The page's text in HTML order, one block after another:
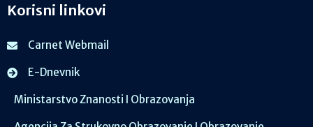
Korisni linkovi
Carnet Webmail
E-Dnevnik
Ministarstvo Znanosti I Obrazovanja